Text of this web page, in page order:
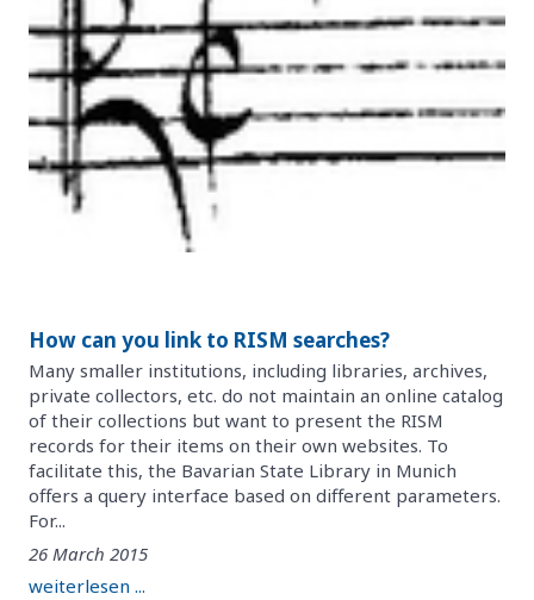
How can you link to RISM searches?
Many smaller institutions, including libraries, archives,
private collectors, etc. do not maintain an online catalog
of their collections but want to present the RISM
records for their items on their own websites. To
facilitate this, the Bavarian State Library in Munich
offers a query interface based on different parameters.
For...
26 March 2015
weiterlesen ...